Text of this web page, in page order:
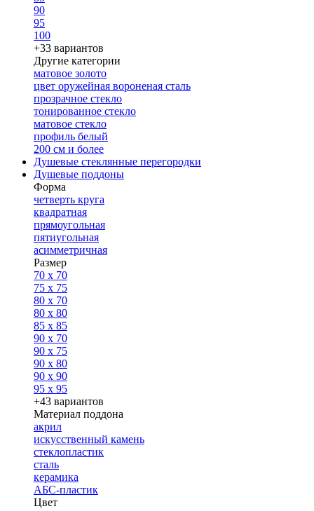
90
95
100
+33 вариантов
Другие категории
матовое золото
цвет оружейная вороненая сталь
прозрачное стекло
тонированное стекло
матовое стекло
профиль белый
200 см и более
Душевые стеклянные перегородки
Душевые поддоны
Форма
четверть круга
квадратная
прямоугольная
пятиугольная
асимметричная
Размер
70 x 70
75 x 75
80 x 70
80 x 80
85 x 85
90 x 70
90 x 75
90 x 80
90 x 90
95 x 95
+43 вариантов
Материал поддона
акрил
искусственный камень
стеклопластик
сталь
керамика
АБС-пластик
Цвет